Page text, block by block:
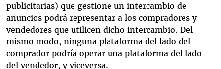
publicitarias) que gestione un intercambio de
anuncios podrá representar a los compradores y
vendedores que utilicen dicho intercambio. Del
mismo modo, ninguna plataforma del lado del
comprador podría operar una plataforma del lado
del vendedor, y viceversa.